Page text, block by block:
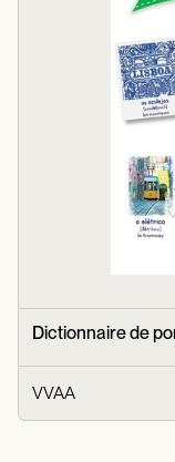
Dictionnaire de
VVAA